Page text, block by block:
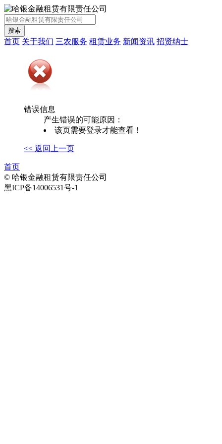
首页 关于我们 三农服务 租赁业务 新闻资讯 招贤纳士
错误信息
产生错误的可能原因：
该页需要登录才能查看！
<< 返回上一页
首页
© 哈银金融租赁有限责任公司
黑ICP备14006531号-1